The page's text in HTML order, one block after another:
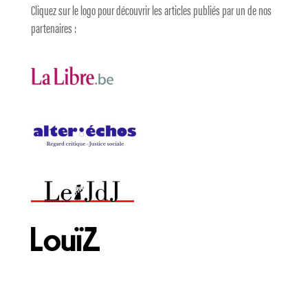
Cliquez sur le logo pour découvrir les articles publiés par un de nos
partenaires :